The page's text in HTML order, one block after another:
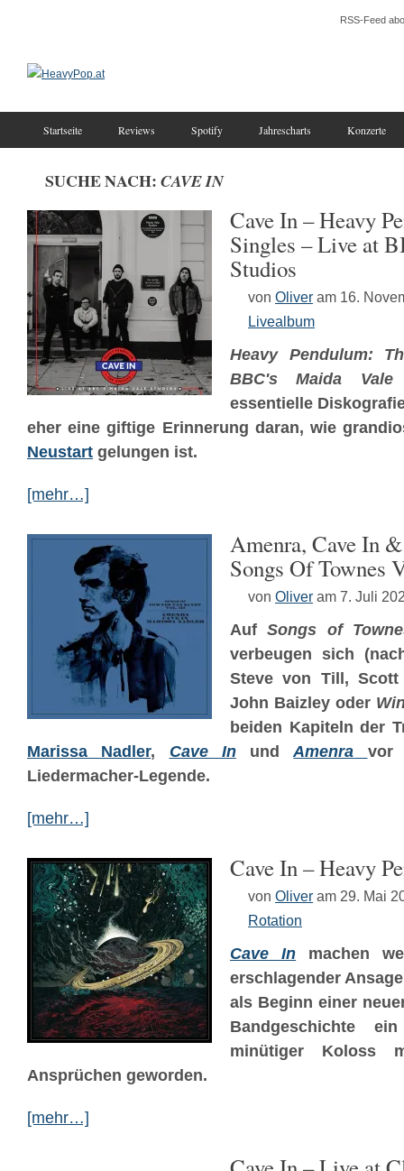
RSS-Feed
Startseite Reviews Spotify Jahrescharts Konzerte
SUCHE NACH: CAVE IN
Cave In – Heavy
Singles – Live at
Studios
von Oliver am 16.
Livealbum
Heavy Pendulum:
BBC's Maida Vale
essentielle
eher eine giftige Erinnerung daran, wie
Neustart gelungen ist.
[mehr…]
Amenra, Cave In
Songs Of Townes
von Oliver am 7. Juli
AufSongs of
verbeugen sich
Steve von Till,
John Baizley oder
beiden Kapiteln der
Marissa Nadler, Cave InundAmenra
vor
Liedermacher-Legende.
[mehr…]
Cave In – Heavy
von Oliver am 29. Mai
Rotation
Cave In machen
erschlagender
als Beginn einer
Bandgeschichte
minütiger Koloss
Ansprüchen geworden.
[mehr…]